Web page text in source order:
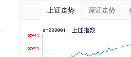
上证走势 深证走势